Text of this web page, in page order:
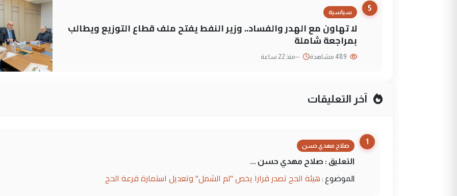
5
سياسية
لا تهاون مع الهدر والفساد.. وزير النفط يفتح ملف قطاع التوزيع ويطالب
بمراجعة شاملة
--منذ 22 ساعة
آخر التعليقات
1
صلاح مهدي حسن
التعليق : صلاح مهدي حسن ...
الموضوع : هيئة الحج تصدر قرارا يخص "لم الشمل" وتعديل استمارة قرعة الحج